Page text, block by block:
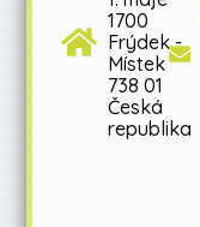
1700
Frýdek -
Místek
738 01
Česká
republika